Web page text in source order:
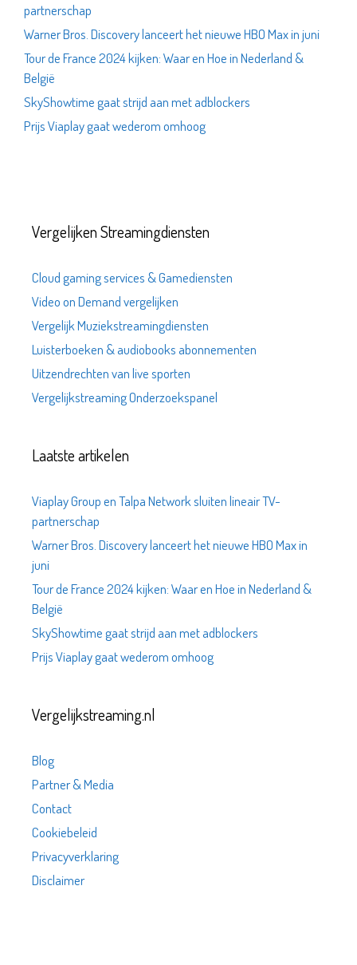
partnerschap
Warner Bros. Discovery lanceert het nieuwe HBO Max in juni
Tour de France 2024 kijken: Waar en Hoe in Nederland &
België
SkyShowtime gaat strijd aan met adblockers
Prijs Viaplay gaat wederom omhoog
Vergelijken Streamingdiensten
Cloud gaming services & Gamediensten
Video on Demand vergelijken
Vergelijk Muziekstreamingdiensten
Luisterboeken & audiobooks abonnementen
Uitzendrechten van live sporten
Vergelijkstreaming Onderzoekspanel
Laatste artikelen
Viaplay Group en Talpa Network sluiten lineair TV-
partnerschap
Warner Bros. Discovery lanceert het nieuwe HBO Max in
juni
Tour de France 2024 kijken: Waar en Hoe in Nederland &
België
SkyShowtime gaat strijd aan met adblockers
Prijs Viaplay gaat wederom omhoog
Vergelijkstreaming.nl
Blog
Partner & Media
Contact
Cookiebeleid
Privacyverklaring
Disclaimer